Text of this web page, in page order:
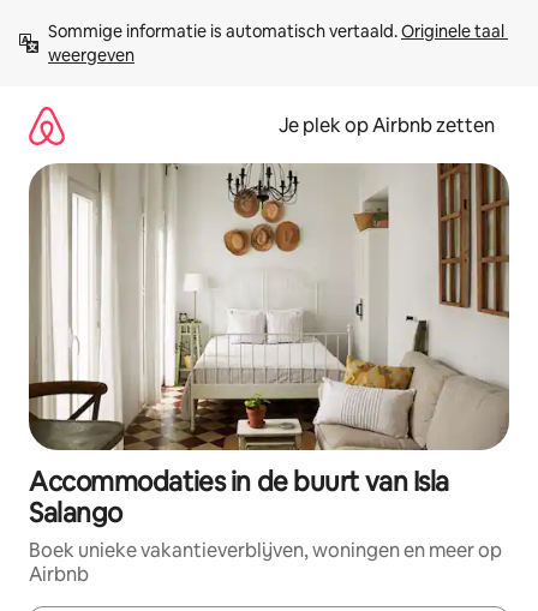
direct
naar
Sommige informatie is automatisch vertaald. Originele taal
weergeven
Je plek op Airbnb zetten
Accommodaties in de buurt van Isla
Salango
Boek unieke vakantieverblijven, woningen en meer op
Airbnb